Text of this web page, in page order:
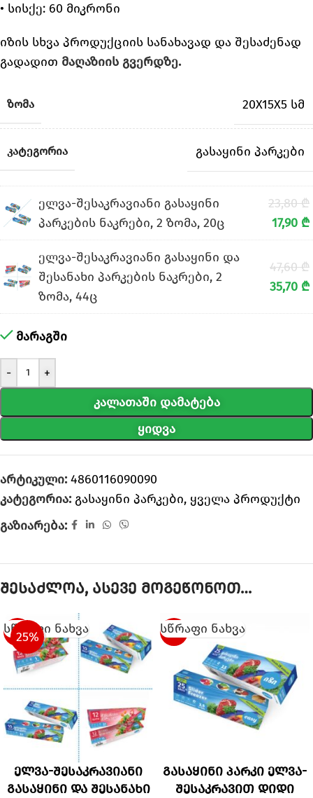
• სისქე: 60 მიკრონი
იზის სხვა პროდუქციის სანახავად და შესაძენად
გადადით მაღაზიის გვერდზე.
ᲖᲝᲛᲐ 20X15X5 სმ
ᲙᲐᲢᲔᲒᲝᲠᲘᲐ გასაყინი პარკები
ელვა-შესაკრავიანი გასაყინი
პარკების ნაკრები, 2 ზომა, 20ც
23,80₾
17,90 ₾
ელვა-შესაკრავიანი გასაყინი და
შესანახი პარკების ნაკრები, 2
ზომა, 44ც
47,60₾
35,70 ₾
მარაგში
-
+
ᲙᲐᲚᲐᲗᲐᲨᲘ ᲓᲐᲛᲐᲢᲔᲑᲐ
ᲧᲘᲓᲕᲐ
არტიკული: 4860116090090
კატეგორია: გასაყინი პარკები, ყველა პროდუქტი
გაზიარება:
შესაძლოა, ასევე მოგეწონოთ…
25%
SALE
სწრაფი ნახვა
ელვა-შესაკრავიანი
გასაყინი და შესანახი
-20%
სწრაფი ნახვა
გასაყინი პარკი ელვა-
შესაკრავით დიდი